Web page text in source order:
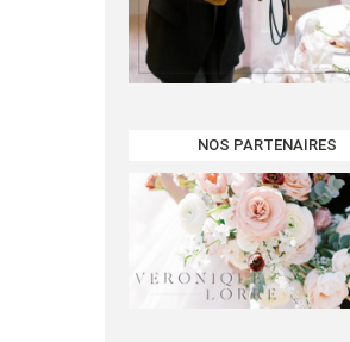
NOS PARTENAIRES